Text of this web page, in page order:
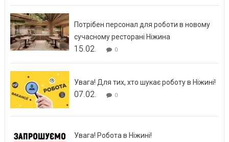
Потрібен персонал для роботи в новому
сучасному ресторані Ніжина
15.02. 0
Увага! Для тих, хто шукає роботу в Ніжині!
07.02. 0
Увага! Робота в Ніжині!